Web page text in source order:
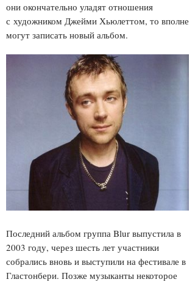
они окончательно уладят отношения
с художником Джейми Хьюлеттом , то вполне
могут записать новый альбом.
Последний альбом группа Blur выпустила в
2003 году, через шесть лет участники
собрались вновь и выступили на фестивале в
Гластонбери. Позже музыканты некоторое